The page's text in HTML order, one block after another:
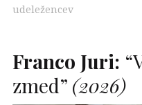
udeležencev
Franco Juri:
zmed” (2026)